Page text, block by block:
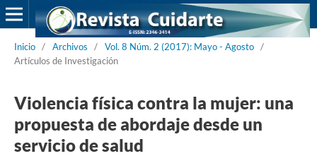
Inicio / Archivos / Vol. 8 Núm. 2 (2017): Mayo - Agosto /
Artículos de Investigación
Violencia física contra la mujer: una
propuesta de abordaje desde un
servicio de salud